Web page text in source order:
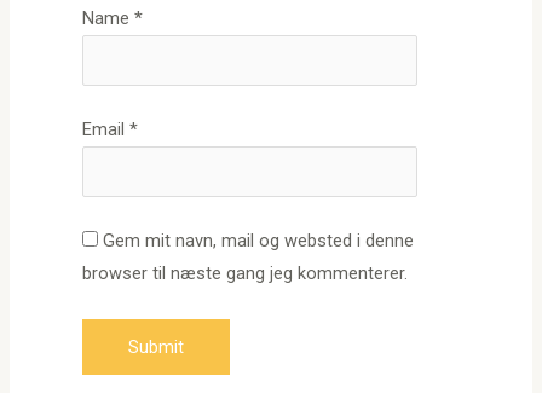
Name*
Email*
Gem mit navn, mail og websted i denne
browser til næste gang jeg kommenterer.